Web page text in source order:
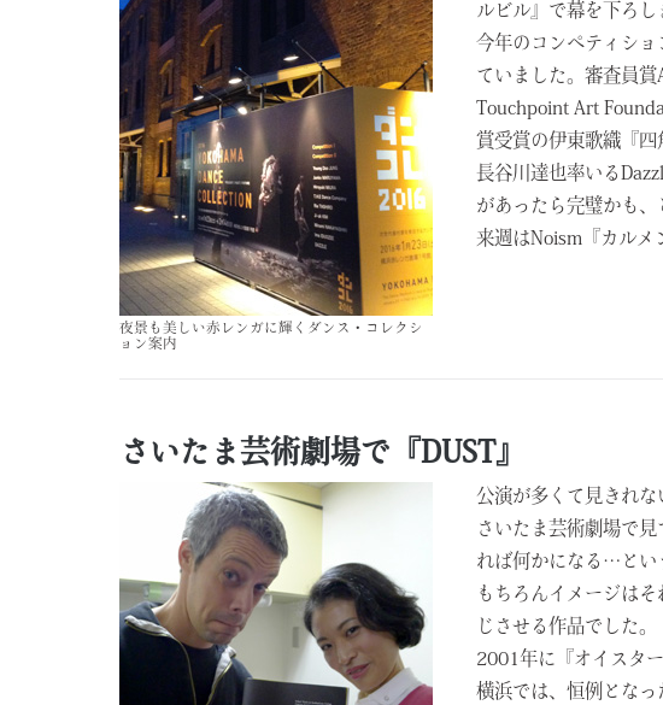
夜景も美しい赤レンガに輝くダンス・コレクシ
ョン案内
ルビル』で幕を下ろし
今年のコンペティシ
ていました。審査員
Touchpoint Art
賞受賞の伊東歌織『
長谷川達也率いる
があったら完璧かも、
来週はNoism『カルメ
さいたま芸術劇場で『DUST』
公演が多くて見きれな
さいたま芸術劇場で
れば何かになる…とい
もちろんイメージは
じさせる作品でした。
2001年に『オイスター
横浜では、恒例とな